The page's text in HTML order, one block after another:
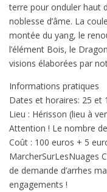
terre pour onduler haut
noblesse d’âme. La
montée du yang, le
l’élément Bois, le
visions élaborées par
Informations pratiques
Dates et horaires: 25 et
Lieu : Hérisson (lieu à
Attention ! Le nombre
Coût : 100 euros + 5
MarcherSurLesNuages
de demande d’arrhes
engagements !